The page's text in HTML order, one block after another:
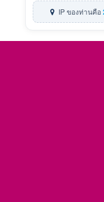
IP ของท่านคือ